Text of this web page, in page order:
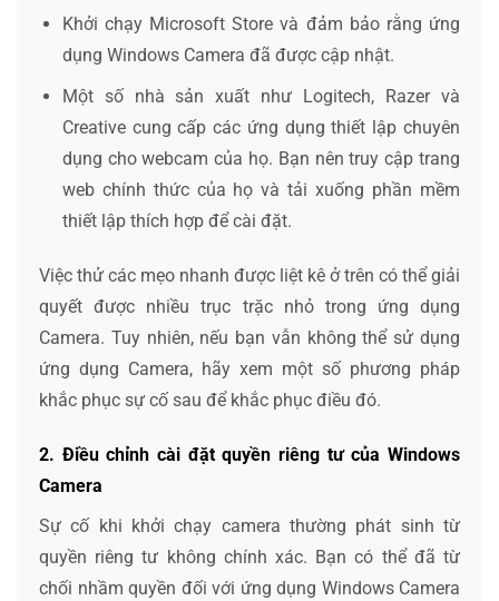
Khởi chạy Microsoft Store và đảm bảo rằng ứng
dụng Windows Camera đã được cập nhật.
Một số nhà sản xuất như Logitech, Razer và
Creative cung cấp các ứng dụng thiết lập chuyên
dụng cho webcam của họ. Bạn nên truy cập trang
web chính thức của họ và tải xuống phần mềm
thiết lập thích hợp để cài đặt.
Việc thử các mẹo nhanh được liệt kê ở trên có thể giải
quyết được nhiều trục trặc nhỏ trong ứng dụng
Camera. Tuy nhiên, nếu bạn vẫn không thể sử dụng
ứng dụng Camera, hãy xem một số phương pháp
khắc phục sự cố sau để khắc phục điều đó.
2. Điều chỉnh cài đặt quyền riêng tư của Windows
Camera
Sự cố khi khởi chạy camera thường phát sinh từ
quyền riêng tư không chính xác. Bạn có thể đã từ
chối nhầm quyền đối với ứng dụng Windows Camera